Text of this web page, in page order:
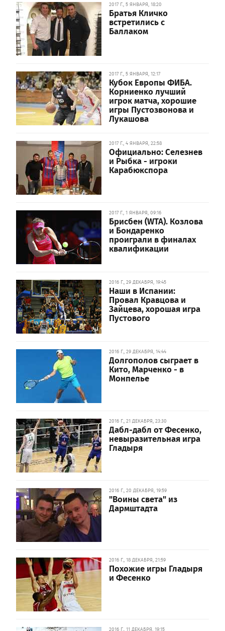
2017 Г., 5 ЯНВАРЯ, 18:20
Братья Кличко
встретились с
Баллаком
2017 Г., 5 ЯНВАРЯ, 12:17
Кубок Европы ФИБА.
Корниенко лучший
игрок матча, хорошие
игры Пустозвонова и
Лукашова
2017 Г., 4 ЯНВАРЯ, 22:58
Официально: Селезнев
и Рыбка - игроки
Карабюкспора
2017 Г., 1 ЯНВАРЯ, 09:16
Брисбен (WTA). Козлова
и Бондаренко
проиграли в финалах
квалификации
2016 Г., 29 ДЕКАБРЯ, 19:45
Наши в Испании:
Провал Кравцова и
Зайцева, хорошая игра
Пустового
2016 Г., 29 ДЕКАБРЯ, 14:44
Долгополов сыграет в
Кито, Марченко - в
Монпелье
2016 Г., 21 ДЕКАБРЯ, 23:30
Дабл-дабл от Фесенко,
невыразительная игра
Гладыря
2016 Г., 20 ДЕКАБРЯ, 19:59
"Воины света" из
Дармштадта
2016 Г., 18 ДЕКАБРЯ, 21:59
Похожие игры Гладыря
и Фесенко
2016 Г., 11 ДЕКАБРЯ, 19:15